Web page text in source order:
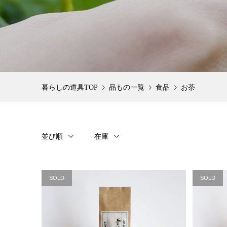
品もの一覧 食品 お茶
並び順 在庫
SOLD SOLD